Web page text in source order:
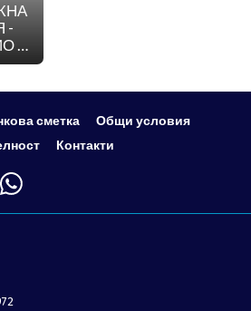
-
-
сметка
Общи условия
Контакти